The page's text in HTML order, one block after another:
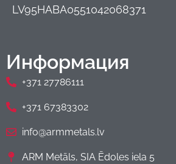
LV95HABA0551042068371
Информация
+371 27786111
+371 67383302
info@armmetals.lv
ARM Metāls, SIA Ēdoles iela 5